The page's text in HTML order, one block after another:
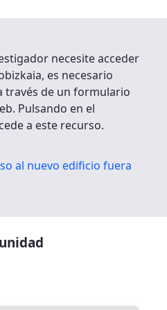
necesite acceder
es necesario
través de un formulario
Pulsando en el
a este recurso.
al nuevo edificio fuera